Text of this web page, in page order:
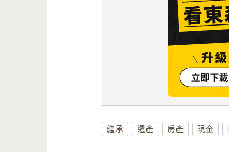
繼承 遺產 房產 現金